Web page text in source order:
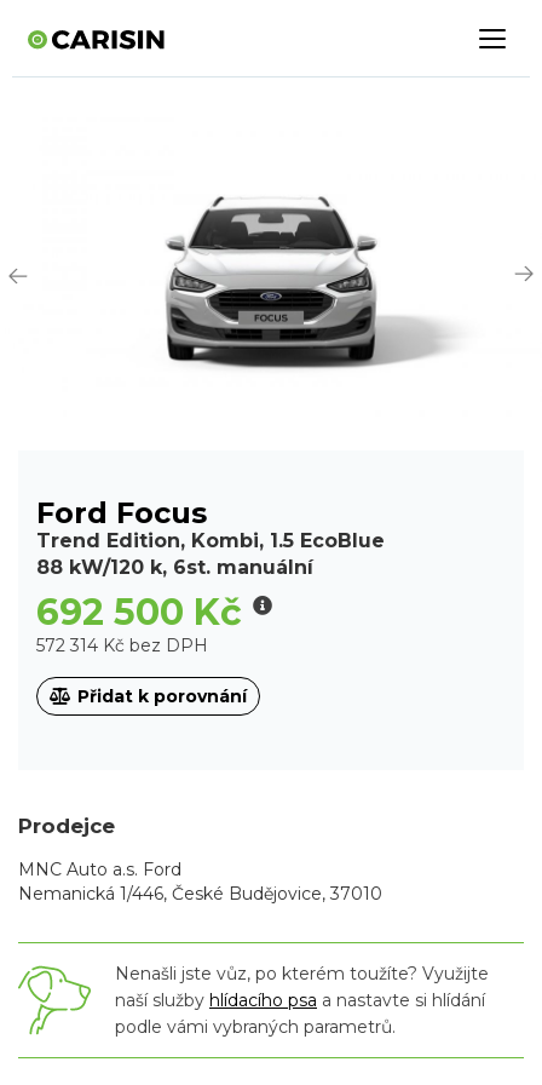
Ford Focus
Trend Edition, Kombi, 1.5 EcoBlue
88 kW/120 k, 6st. manuální
692 500 Kč
572 314 Kč bez DPH
Přidat k porovnání
Prodejce
MNC Auto a.s. Ford
Nemanická 1/446, České Budějovice, 37010
Nenašli jste vůz, po kterém toužíte? Využijte
naší služby hlídacího psa a nastavte si hlídání
podle vámi vybraných parametrů.